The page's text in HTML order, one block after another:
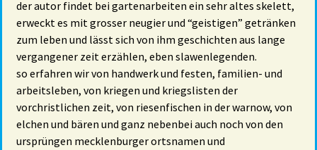
der autor findet bei gartenarbeiten ein sehr altes skelett,
erweckt es mit grosser neugier und “geistigen” getränken
zum leben und lässt sich von ihm geschichten aus lange
vergangener zeit erzählen, eben slawenlegenden.
so erfahren wir von handwerk und festen, familien- und
arbeitsleben, von kriegen und kriegslisten der
vorchristlichen zeit, von riesenfischen in der warnow, von
elchen und bären und ganz nebenbei auch noch von den
ursprüngen mecklenburger ortsnamen und